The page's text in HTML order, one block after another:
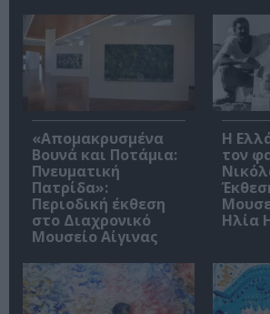
«Απομακρυσμένα
Βουνά και Ποτάμια:
Πνευματική
Πατρίδα»:
Περιοδική έκθεση
στο Διαχρονικό
Μουσείο Αίγινας
Η
τον
Ηλία